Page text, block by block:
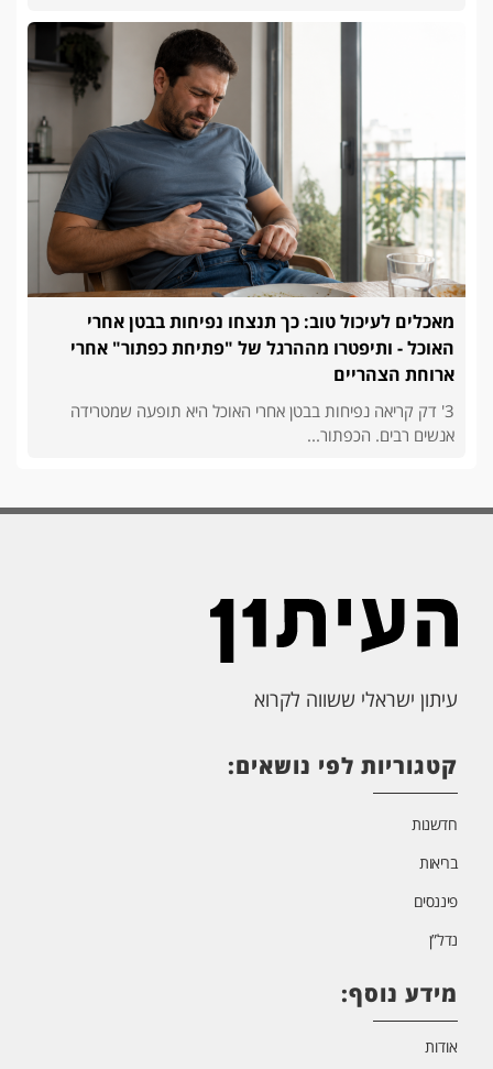
מאכלים לעיכול טוב: כך תנצחו נפיחות בבטן אחרי
האוכל - ותיפטרו מההרגל של "פתיחת כפתור" אחרי
ארוחת הצהריים
3' דק קריאה נפיחות בבטן אחרי האוכל היא תופעה שמטרידה
אנשים רבים. הכפתור...
עיתון ישראלי ששווה לקרוא
קטגוריות לפי נושאים:
חדשנות
בריאות
פיננסים
נדל”ן
מידע נוסף:
אודות